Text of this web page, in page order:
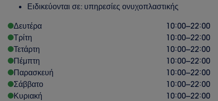
Ειδικεύονται σε: υπηρεσίες ονυχοπλαστικής
Δευτέρα
10:00–22:00
Τρίτη
10:00–22:00
Τετάρτη
10:00–22:00
Πέμπτη
10:00–22:00
Παρασκευή
10:00–22:00
Σάββατο
10:00–22:00
Κυριακή
10:00–22:00